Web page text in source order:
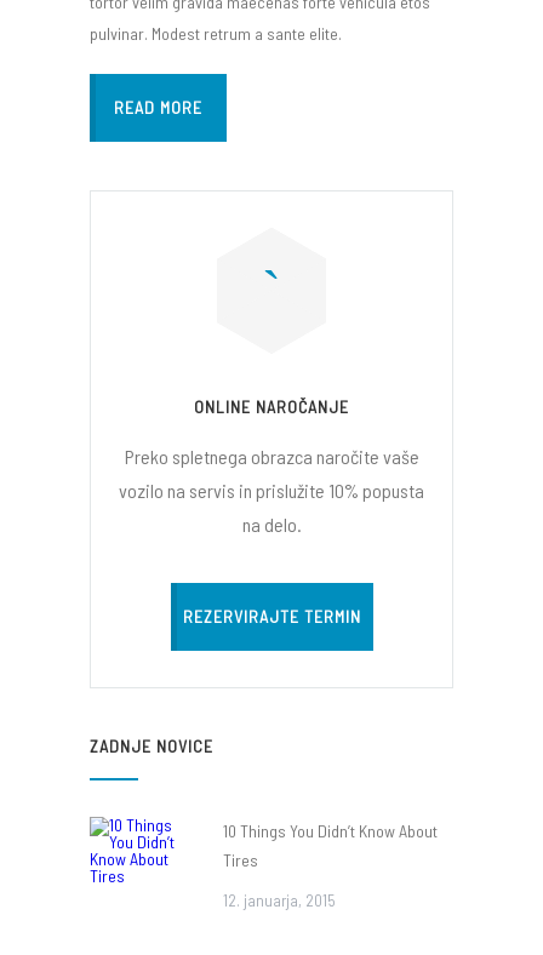
pulvinar. Modest retrum a sante elite.
READ MORE
ONLINE NAROČANJE
Preko spletnega obrazca naročite vaše
vozilo na servis in prislužite 10% popusta
na delo.
REZERVIRAJTE TERMIN
ZADNJE NOVICE
10 Things You Didn’t Know About
Tires
12. januarja, 2015